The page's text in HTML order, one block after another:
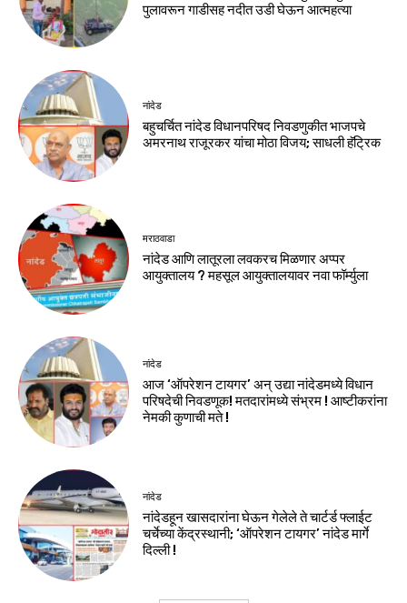
पुलावरून गाडीसह नदीत उडी घेऊन आत्महत्या
नांदेड
बहुचर्चित नांदेड विधानपरिषद निवडणुकीत भाजपचे
अमरनाथ राजूरकर यांचा मोठा विजय; साधली हॅट्रिक
मराठवाडा
नांदेड आणि लातूरला लवकरच मिळणार अप्पर
आयुक्तालय ? महसूल आयुक्तालयावर नवा फॉर्म्युला
नांदेड
आज ‘ऑपरेशन टायगर’ अन् उद्या नांदेडमध्ये विधान
परिषदेची निवडणूक! मतदारांमध्ये संभ्रम ! आष्टीकरांना
नेमकी कुणाची मते !
नांदेड
नांदेडहून खासदारांना घेऊन गेलेले ते चार्टर्ड फ्लाईट
चर्चेच्या केंद्रस्थानी; ‘ऑपरेशन टायगर’ नांदेड मार्गे
दिल्ली !